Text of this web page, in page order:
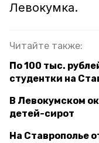
Левокумка.
Читайте также:
По 100 тыс.
студентки на
В Левокумском
детей-сирот
На Ставрополье